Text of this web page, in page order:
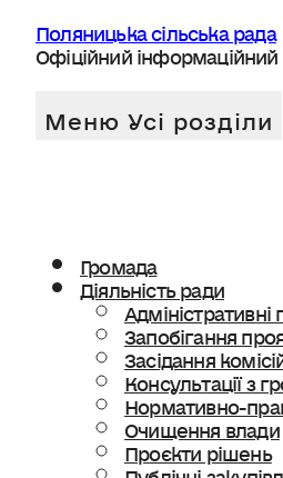
Поляницька сільська рада
Офіційний
Громада
Діяльність ради
Адміністративні
Запобігання
Засідання
Консультації з
Нормативно-
Очищення влади
Проєкти рішень